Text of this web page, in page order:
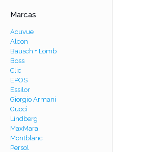
Marcas
Acuvue
Alcon
Bausch + Lomb
Boss
Clic
EPOS
Essilor
Giorgio Armani
Gucci
Lindberg
MaxMara
Montblanc
Persol